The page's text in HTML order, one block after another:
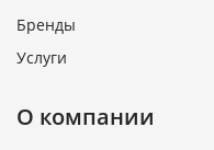
Бренды
Услуги
О компании